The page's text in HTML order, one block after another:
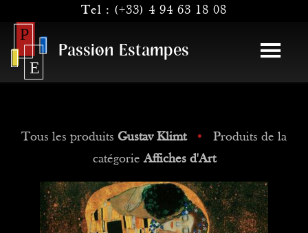
Tel : (+33) 4 94 63 18 08
Passion Estampes
Tous les produits Gustav Klimt •
Produits de la
catégorieAffiches d'Art